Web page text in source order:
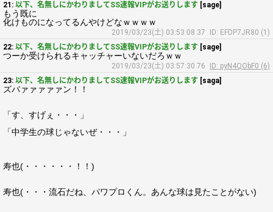
21: 以下、名無しにかわりましてSS速報VIPがお送りします [sage]
もう既に
化けものになってるんやけどなｗｗｗｗ
2019/03/23(土) 03:53:08.37
ID: EFDP7JR80 (1)
22: 以下、名無しにかわりましてSS速報VIPがお送りします [sage]
つーか受けられるキャッチャーいないだろｗｗ
2019/03/23(土) 03:57:30.76
ID: pyN4QObF0 (6)
23: 以下、名無しにかわりましてSS速報VIPがお送りします [saga]
ズバァァァァァン！！
「す、すげぇ・・・」
「中学生の球じゃないぜ・・・」
寿也(・・・・・・！！)
寿也(・・・流石だね、パワプロくん。あんな球は見たことがない)